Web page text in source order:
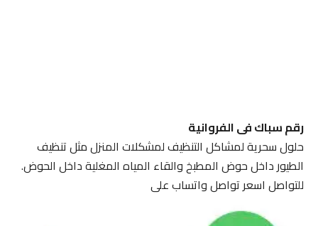
رقم سباك فى الفروانية
حلول سحرية لمشاكل التنظيف لمشكلات المنزل مثل تنظيف
الطيور داخل حوض المطبخ والقاء المياه المغلية داخل الحوض.
للتواصل اسعر تواصل واتساب على